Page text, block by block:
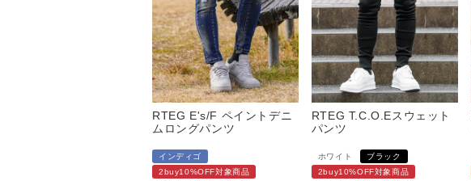
RTEG E's/F ペイントデニ
ムロングパンツ
インディゴ
2buy10%OFF対象商品
RTEG T.C.O.Eスウェット
パンツ
ホワイト
ブラック
2buy10%OFF対象商品